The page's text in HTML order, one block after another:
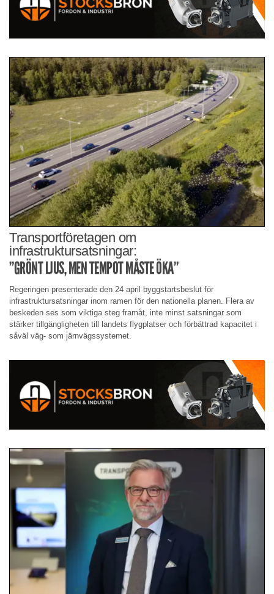
Transportföretagen om
infrastruktursatsningar:
”GRÖNT LJUS, MEN TEMPOT MÅSTE ÖKA”
Regeringen presenterade den 24 april byggstartsbeslut för
infrastruktursatsningar inom ramen för den nationella planen. Flera av
beskeden ses som viktiga steg framåt, inte minst satsningar som
stärker tillgängligheten till landets flygplatser och förbättrad kapacitet i
såväl väg- som järnvägssystemet.